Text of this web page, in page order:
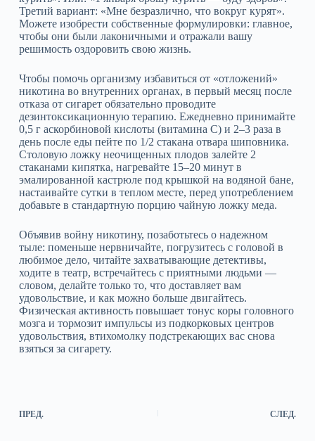
Третий вариант: «Мне безразлично, что вокруг курят».
Можете изобрести собственные формулировки: главное,
чтобы они были лаконичными и отражали вашу
решимость оздоровить свою жизнь.
Чтобы помочь организму избавиться от «отложений»
никотина во внутренних органах, в первый месяц после
отказа от сигарет обязательно проводите
дезинтоксикационную терапию. Ежедневно принимайте
0,5 г аскорбиновой кислоты (витамина С) и 2–3 раза в
день после еды пейте по 1/2 стакана отвара шиповника.
Столовую ложку неочищенных плодов залейте 2
стаканами кипятка, нагревайте 15–20 минут в
эмалированной кастрюле под крышкой на водяной бане,
настаивайте сутки в теплом месте, перед употреблением
добавьте в стандартную порцию чайную ложку меда.
Объявив войну никотину, позаботьтесь о надежном
тыле: поменьше нервничайте, погрузитесь с головой в
любимое дело, читайте захватывающие детективы,
ходите в театр, встречайтесь с приятными людьми —
словом, делайте только то, что доставляет вам
удовольствие, и как можно больше двигайтесь.
Физическая активность повышает тонус коры головного
мозга и тормозит импульсы из подкорковых центров
удовольствия, втихомолку подстрекающих вас снова
взяться за сигарету.
ПРЕД. СЛЕД.